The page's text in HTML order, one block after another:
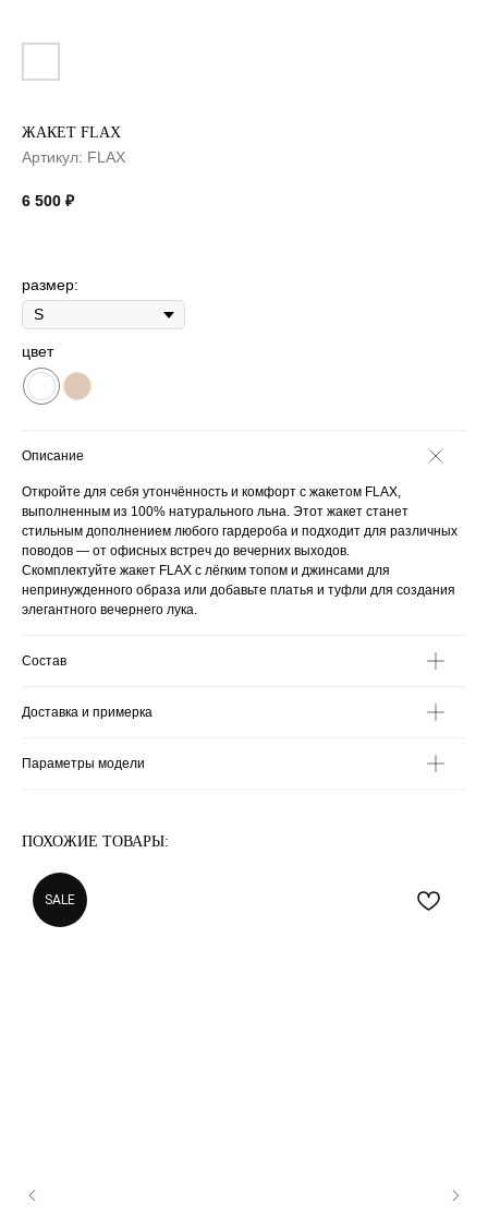
ЖАКЕТ FLAX
Артикул: FLAX
6 500 ₽
размер:
цвет
Описание
Откройте для себя утончённость и комфорт с жакетом FLAX,
выполненным из 100% натурального льна. Этот жакет станет
стильным дополнением любого гардероба и подходит для различных
поводов — от офисных встреч до вечерних выходов.
Скомплектуйте жакет FLAX с лёгким топом и джинсами для
непринужденного образа или добавьте платья и туфли для создания
элегантного вечернего лука.
Состав
Доставка и примерка
Параметры модели
ПОХОЖИЕ ТОВАРЫ:
SALE